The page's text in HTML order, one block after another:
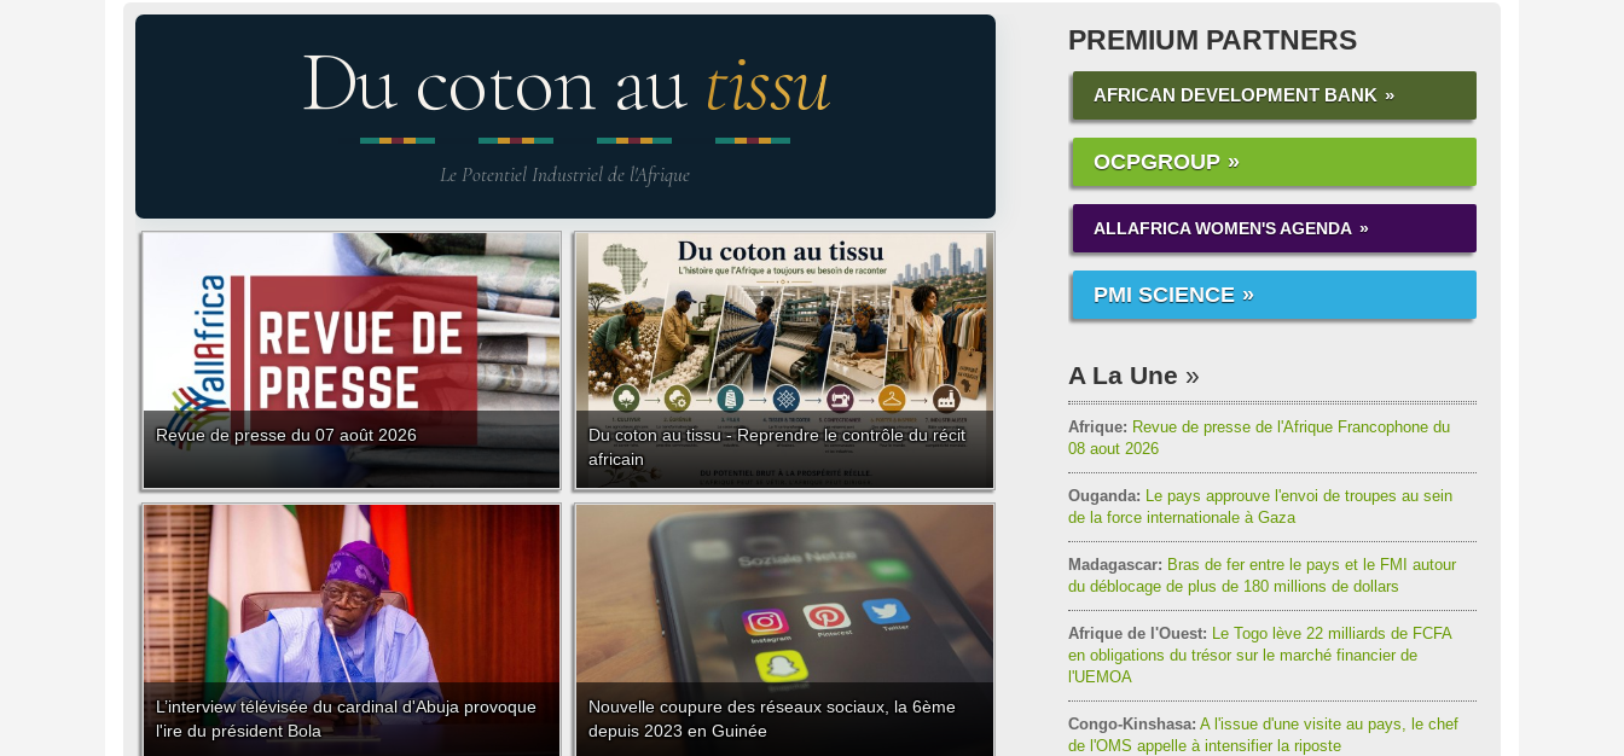
Du coton au tissu
Le Potentiel Industriel de l'Afrique
Revue de presse du 07 août 2026
Du coton au tissu - Reprendre le contrôle du récit
africain
L’interview télévisée du cardinal d'Abuja provoque
l'ire du président Bola
Nouvelle coupure des réseaux sociaux, la 6ème
depuis 2023 en Guinée
PREMIUM PARTNERS
AFRICAN DEVELOPMENT BANK
OCPGROUP
ALLAFRICA WOMEN'S AGENDA
PMI SCIENCE
A La Une
Afrique: Revue de presse de l'Afrique Francophone du
08 aout 2026
Ouganda: Le pays approuve l'envoi de troupes au sein
de la force internationale à Gaza
Madagascar: Bras de fer entre le pays et le FMI autour
du déblocage de plus de 180 millions de dollars
Afrique de l'Ouest: Le Togo lève 22 milliards de FCFA
en obligations du trésor sur le marché financier de
l'UEMOA
Congo-Kinshasa: A l'issue d'une visite au pays, le chef
de l'OMS appelle à intensifier la riposte